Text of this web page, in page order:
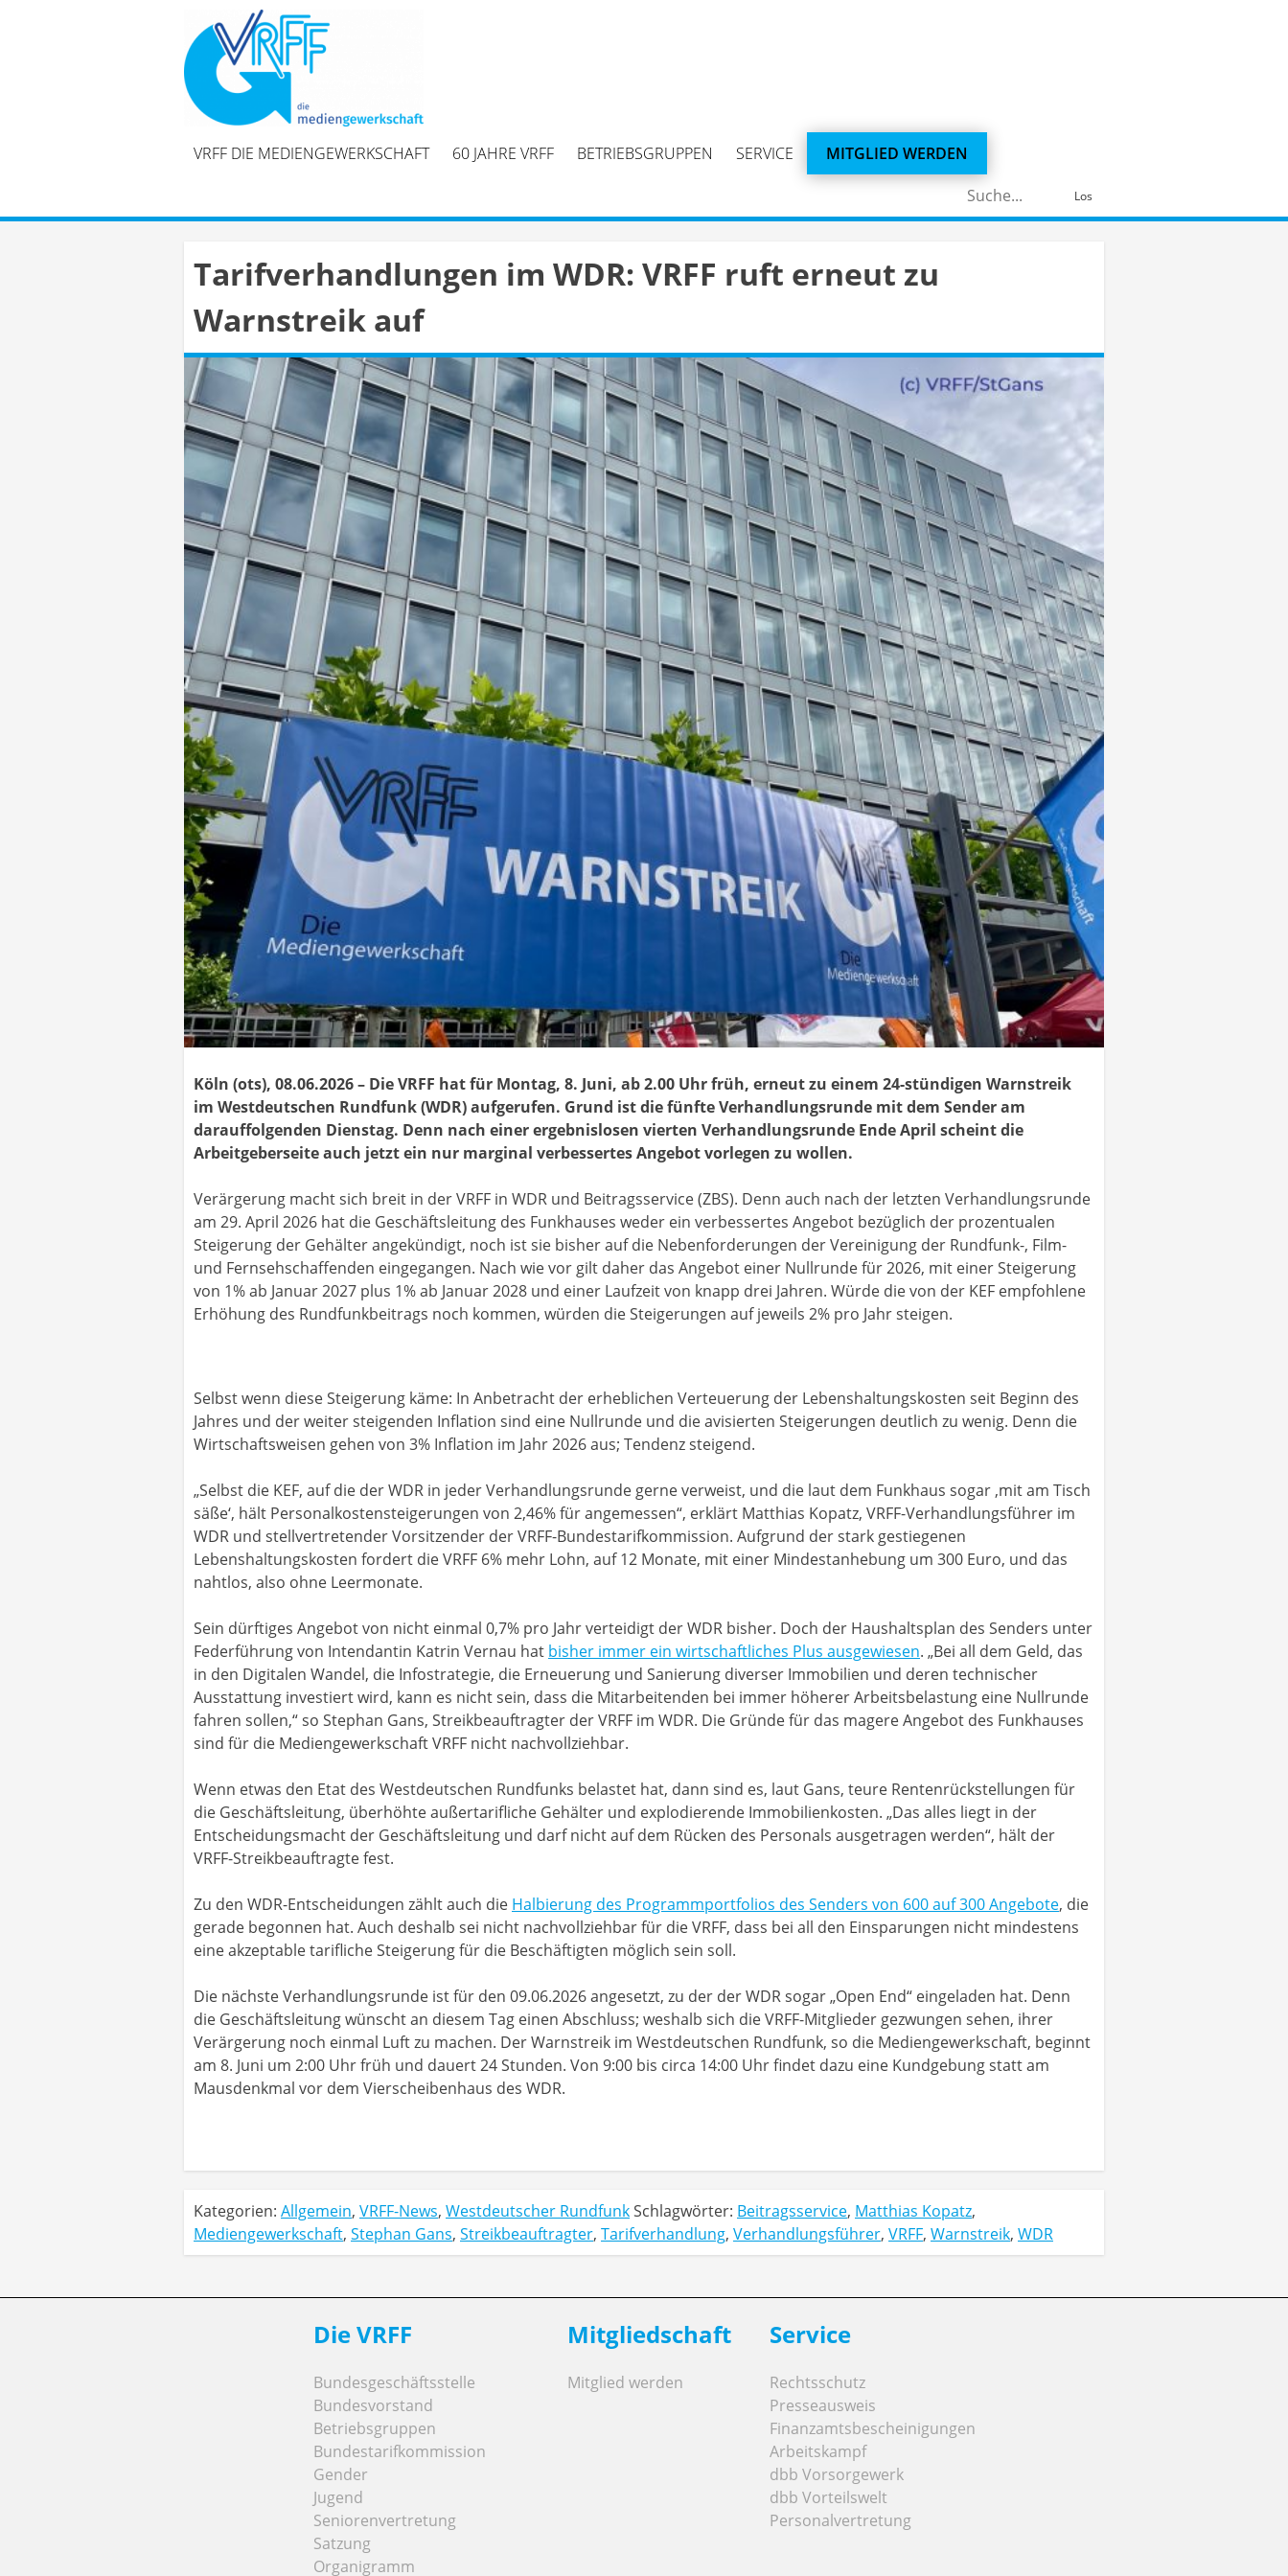
VRFF DIE MEDIENGEWERKSCHAFT 60 JAHRE VRFF BETRIEBSGRUPPEN SERVICE
MITGLIED WERDEN
Los
Tarifverhandlungen im WDR: VRFF ruft erneut zu
Warnstreik auf
Köln (ots), 08.06.2026 – Die VRFF hat für Montag, 8. Juni, ab 2.00 Uhr früh, erneut zu einem 24-stündigen Warnstreik
im Westdeutschen Rundfunk (WDR)aufgerufen. Grund ist die fünfte Verhandlungsrunde mit dem Sender am
darauffolgenden Dienstag. Denn nach einer ergebnislosen vierten Verhandlungsrunde Ende April scheint die
Arbeitgeberseite auch jetzt ein nur marginal verbessertes Angebot vorlegen zu wollen.
Verärgerung macht sich breit in der VRFF in WDR und Beitragsservice (ZBS). Denn auch nach der letzten Verhandlungsrunde
am 29. April 2026 hat die Geschäftsleitung des Funkhauses weder ein verbessertes Angebot bezüglich der prozentualen
Steigerung der Gehälter angekündigt, noch ist sie bisher auf die Nebenforderungen der Vereinigung der Rundfunk-, Film-
und Fernsehschaffenden eingegangen. Nach wie vor gilt daher das Angebot einer Nullrunde für 2026, mit einer Steigerung
von 1% ab Januar 2027 plus 1% ab Januar 2028 und einer Laufzeit von knapp drei Jahren. Würde die von der KEF empfohlene
Erhöhung des Rundfunkbeitrags noch kommen, würden die Steigerungen auf jeweils 2% pro Jahr steigen.
Selbst wenn diese Steigerung käme: In Anbetracht der erheblichen Verteuerung der Lebenshaltungskosten seit Beginn des
Jahres und der weiter steigenden Inflation sind eine Nullrunde und die avisierten Steigerungen deutlich zu wenig. Denn die
Wirtschaftsweisen gehen von 3% Inflation im Jahr 2026 aus; Tendenz steigend.
„Selbst die KEF, auf die der WDR in jeder Verhandlungsrunde gerne verweist, und die laut dem Funkhaus sogar ‚mit am Tisch
säße‘, hält Personalkostensteigerungen von 2,46% für angemessen“, erklärt Matthias Kopatz, VRFF-Verhandlungsführer im
WDR und stellvertretender Vorsitzender der VRFF-Bundestarifkommission. Aufgrund der stark gestiegenen
Lebenshaltungskosten fordert die VRFF 6% mehr Lohn, auf 12 Monate, mit einer Mindestanhebung um 300 Euro, und das
nahtlos, also ohne Leermonate.
Sein dürftiges Angebot von nicht einmal 0,7% pro Jahr verteidigt der WDR bisher. Doch der Haushaltsplan des Senders unter
Federführung von Intendantin Katrin Vernau hat bisher immer ein wirtschaftliches Plus ausgewiesen. „Bei all dem Geld, das
in den Digitalen Wandel, die Infostrategie, die Erneuerung und Sanierung diverser Immobilien und deren technischer
Ausstattung investiert wird, kann es nicht sein, dass die Mitarbeitenden bei immer höherer Arbeitsbelastung eine Nullrunde
fahren sollen,“ so Stephan Gans, Streikbeauftragter der VRFF im WDR. Die Gründe für das magere Angebot des Funkhauses
sind für die Mediengewerkschaft VRFF nicht nachvollziehbar.
Wenn etwas den Etat des Westdeutschen Rundfunks belastet hat, dann sind es, laut Gans, teure Rentenrückstellungen für
die Geschäftsleitung, überhöhte außertarifliche Gehälter und explodierende Immobilienkosten. „Das alles liegt in der
Entscheidungsmacht der Geschäftsleitung und darf nicht auf dem Rücken des Personals ausgetragen werden“, hält der
VRFF-Streikbeauftragte fest.
Zu den WDR-Entscheidungen zählt auch die Halbierung des Programmportfolios des Senders von 600 auf 300 Angebote, die
gerade begonnen hat. Auch deshalb sei nicht nachvollziehbar für die VRFF, dass bei all den Einsparungen nicht mindestens
eine akzeptable tarifliche Steigerung für die Beschäftigten möglich sein soll.
Die nächste Verhandlungsrunde ist für den 09.06.2026 angesetzt, zu der der WDR sogar „Open End“ eingeladen hat. Denn
die Geschäftsleitung wünscht an diesem Tag einen Abschluss; weshalb sich die VRFF-Mitglieder gezwungen sehen, ihrer
Verärgerung noch einmal Luft zu machen. Der Warnstreik im Westdeutschen Rundfunk, so die Mediengewerkschaft, beginnt
am 8. Juni um 2:00 Uhr früh und dauert 24 Stunden. Von 9:00 bis circa 14:00 Uhr findet dazu eine Kundgebung statt am
Mausdenkmal vor dem Vierscheibenhaus des WDR.
Kategorien: Allgemein, VRFF-News, Westdeutscher RundfunkSchlagwörter: Beitragsservice, Matthias Kopatz,
Mediengewerkschaft, Stephan Gans, Streikbeauftragter, Tarifverhandlung, Verhandlungsführer, VRFF, Warnstreik, WDR
Die VRFF
Bundesgeschäftsstelle
Bundesvorstand
Betriebsgruppen
Bundestarifkommission
Gender
Jugend
Seniorenvertretung
Satzung
Organigramm
Mitgliedschaft
Mitglied werden
Service
Rechtsschutz
Presseausweis
Finanzamtsbescheinigungen
Arbeitskampf
dbb Vorsorgewerk
dbb Vorteilswelt
Personalvertretung